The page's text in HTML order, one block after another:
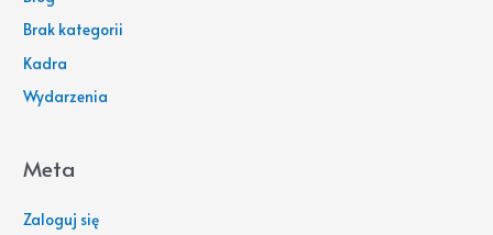
Brak kategorii
Kadra
Wydarzenia
Meta
Zaloguj się